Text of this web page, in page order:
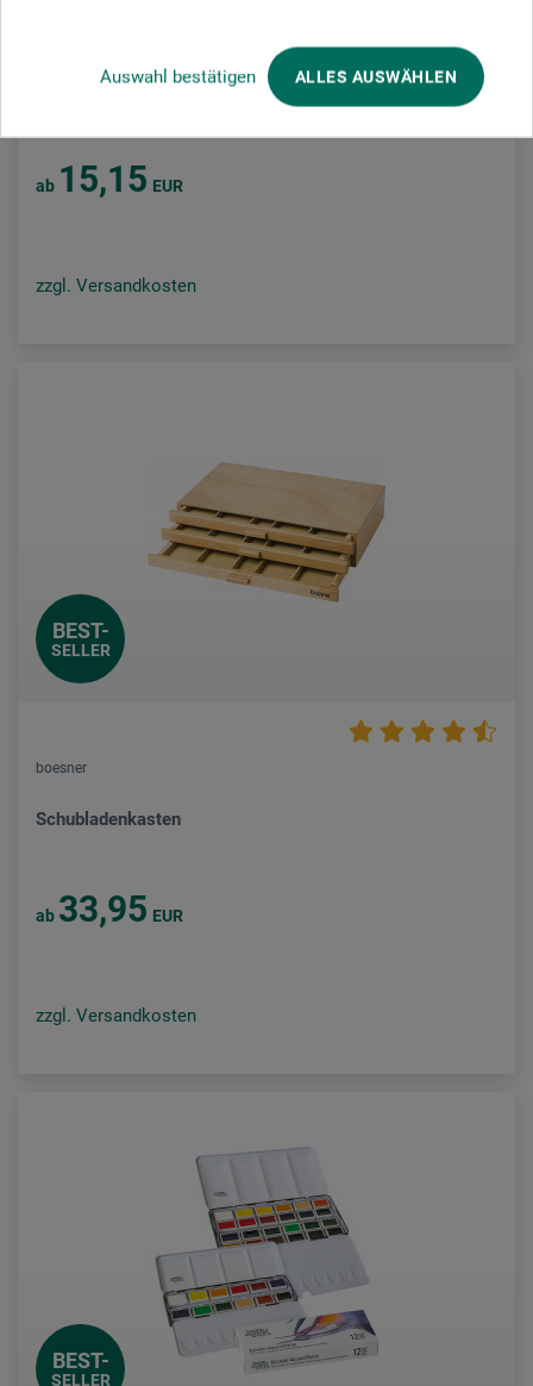
Auswahl bestätigen ALLES AUSWÄHLEN
Künstler-Softpastell-Set
ab 15,15 EUR
zzgl. Versandkosten
BEST-
SELLER
boesner
Schubladenkasten
ab 33,95 EUR
zzgl. Versandkosten
BEST-
SELLER